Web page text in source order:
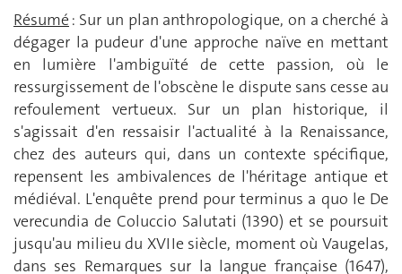
Résumé: Sur un plan anthropologique, on a cherché à
dégager la pudeur d'une approche naïve en mettant
en lumière l'ambiguïté de cette passion, où le
ressurgissement de l'obscène le dispute sans cesse au
refoulement vertueux. Sur un plan historique, il
s'agissait d'en ressaisir l'actualité à la Renaissance,
chez des auteurs qui, dans un contexte spécifique,
repensent les ambivalences de l'héritage antique et
médiéval. L'enquête prend pour terminus a quo le De
verecundia de Coluccio Salutati (1390) et se poursuit
jusqu'au milieu du XVIIe siècle, moment où Vaugelas,
dans ses Remarques sur la langue française (1647),